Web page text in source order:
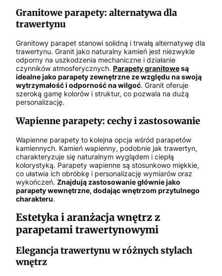
Granitowe parapety: alternatywa dla
trawertynu
Granitowy parapet stanowi solidną i trwałą alternatywę dla
trawertynu. Granit jako naturalny kamień jest niezwykle
odporny na uszkodzenia mechaniczne i działanie
czynników atmosferycznych. Parapety granitowesą
idealne jako parapety zewnętrzne ze względu na swoją
wytrzymałość i odporność na wilgoć. Granit oferuje
szeroką gamę kolorów i struktur, co pozwala na dużą
personalizację.
Wapienne parapety: cechy i zastosowanie
Wapienne parapety to kolejna opcja wśród parapetów
kamiennych. Kamień wapienny, podobnie jak trawertyn,
charakteryzuje się naturalnym wyglądem i ciepłą
kolorystyką. Parapety wapienne są stosunkowo miękkie,
co ułatwia ich obróbkę i personalizację wymiarów oraz
wykończeń. Znajdują zastosowanie głównie jako
parapety wewnętrzne, dodając wnętrzom przytulnego
charakteru.
Estetyka i aranżacja wnętrz z
parapetami trawertynowymi
Elegancja trawertynu w różnych stylach
wnętrz